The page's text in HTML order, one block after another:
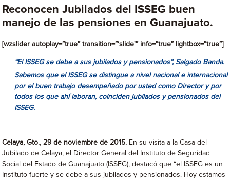
Reconocen Jubilados del ISSEG buen
manejo de las pensiones en Guanajuato.
[wzslider autoplay=”true” transition=”‘slide'” info=”true” lightbox=”true”]
“El ISSEG se debe a sus jubilados y pensionados”, Salgado Banda.
Sabemos que el ISSEG se distingue a nivel nacional e internacional
por el buen trabajo desempeñado por usted como Director y por
todos los que ahí laboran, coinciden jubilados y pensionados del
ISSEG.
Celaya, Gto., 29 de noviembre de 2015. En su visita a la Casa del
Jubilado de Celaya, el Director General del Instituto de Seguridad
Social del Estado de Guanajuato (ISSEG), destacó que “el ISSEG es un
Instituto fuerte y se debe a sus jubilados y pensionados. Hoy estamos